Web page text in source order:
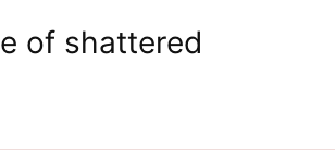
of shattered